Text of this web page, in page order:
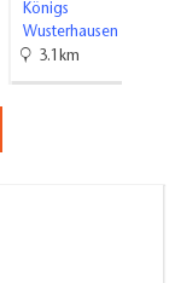
Königs
Wusterhausen
3.1km